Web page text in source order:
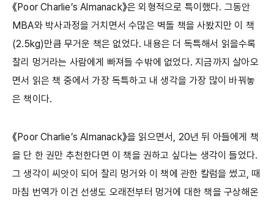
《Poor Charlie’s Almanack》은 외형적으로 특이했다. 그동안
MBA와 박사과정을 거치면서 수많은 벽돌 책을 사봤지만 이 책
(2.5kg)만큼 무거운 책은 없었다. 내용은 더 독특해서 읽을수록
찰리 멍거라는 사람에게 빠져들 수밖에 없었다. 지금까지 살아오
면서 읽은 책 중에서 가장 독특하고 내 생각을 가장 많이 바꿔놓
은 책이다.
《Poor Charlie’s Almanack》을 읽으면서, 20년 뒤 아들에게 책
을 단 한 권만 추천한다면 이 책을 권하고 싶다는 생각이 들었다.
그 생각이 씨앗이 되어 찰리 멍거와 이 책에 관한 칼럼을 썼고, 때
마침 번역가 이건 선생도 오래전부터 멍거에 대한 책을 구상해온